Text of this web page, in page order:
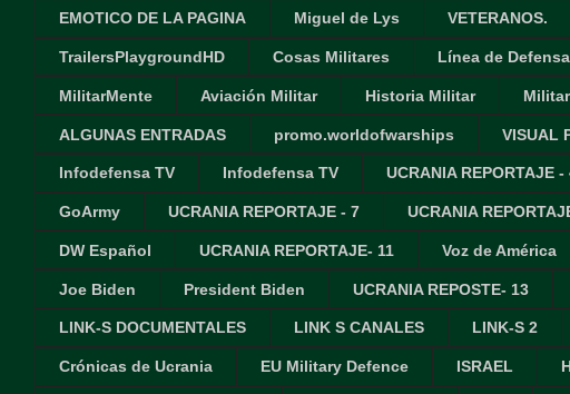
EMOTICO DE LA PAGINA Miguel de Lys VETERANOS.
TrailersPlaygroundHD Cosas Militares Línea de Defensa
MilitarMente Aviación Militar Historia Militar
ALGUNAS ENTRADAS promo.worldofwarships VISUAL
Infodefensa TV Infodefensa TV UCRANIA REPORTAJE -
GoArmy UCRANIA REPORTAJE - 7 UCRANIA
DW Español UCRANIA REPORTAJE- 11 Voz de América
Joe Biden President Biden UCRANIA REPOSTE- 13
LINK-S DOCUMENTALES LINK S CANALES LINK-S 2
Crónicas de Ucrania EU Military Defence ISRAEL